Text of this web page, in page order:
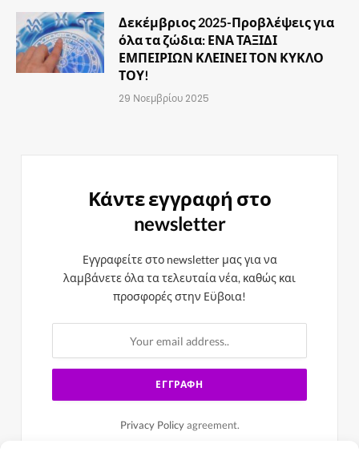
Δεκέμβριος 2025-Προβλέψεις για
όλα τα ζώδια: ΕΝΑ ΤΑΞΙΔΙ
ΕΜΠΕΙΡΙΩΝ ΚΛΕΙΝΕΙ ΤΟΝ ΚΥΚΛΟ
ΤΟΥ!
29 Νοεμβρίου 2025
Κάντε εγγραφή στο
newsletter
Εγγραφείτε στο newsletter μας για να
λαμβάνετε όλα τα τελευταία νέα, καθώς και
προσφορές στην Εϋβοια!
Privacy Policyagreement.